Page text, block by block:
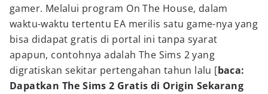
gamer. Melalui program On The House, dalam
waktu-waktu tertentu EA merilis satu game-nya yang
bisa didapat gratis di portal ini tanpa syarat
apapun, contohnya adalah The Sims 2 yang
digratiskan sekitar pertengahan tahun lalu [baca:
Dapatkan The Sims 2 Gratis di Origin Sekarang